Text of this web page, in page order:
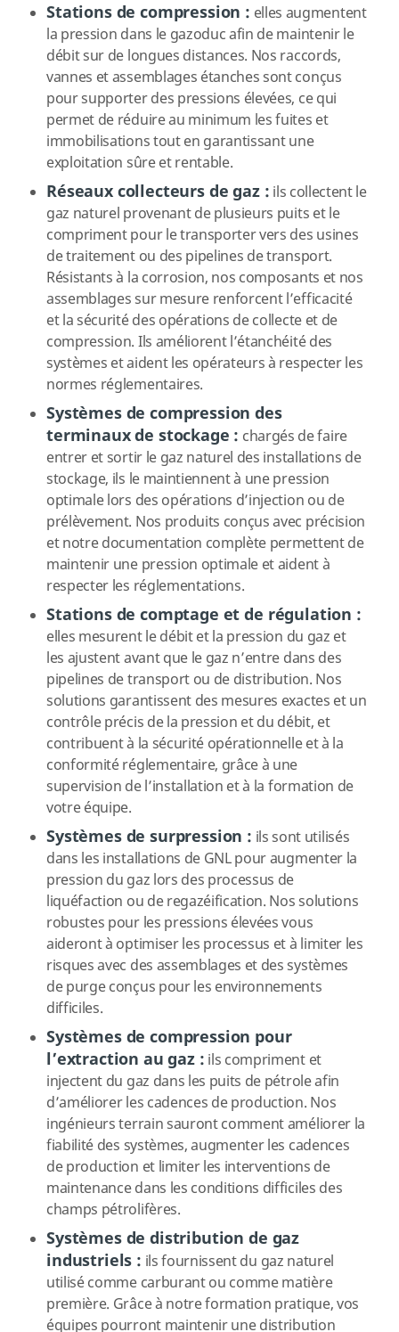
Stations de compression : elles augmentent
la pression dans le gazoduc afin de maintenir le
débit sur de longues distances. Nos raccords,
vannes et assemblages étanches sont conçus
pour supporter des pressions élevées, ce qui
permet de réduire au minimum les fuites et
immobilisations tout en garantissant une
exploitation sûre et rentable.
Réseaux collecteurs de gaz : ils collectent le
gaz naturel provenant de plusieurs puits et le
compriment pour le transporter vers des usines
de traitement ou des pipelines de transport.
Résistants à la corrosion, nos composants et nos
assemblages sur mesure renforcent l’efficacité
et la sécurité des opérations de collecte et de
compression. Ils améliorent l’étanchéité des
systèmes et aident les opérateurs à respecter les
normes réglementaires.
Systèmes de compression des
terminaux de stockage : chargés de faire
entrer et sortir le gaz naturel des installations de
stockage, ils le maintiennent à une pression
optimale lors des opérations d’injection ou de
prélèvement. Nos produits conçus avec précision
et notre documentation complète permettent de
maintenir une pression optimale et aident à
respecter les réglementations.
Stations de comptage et de régulation :
elles mesurent le débit et la pression du gaz et
les ajustent avant que le gaz n’entre dans des
pipelines de transport ou de distribution. Nos
solutions garantissent des mesures exactes et un
contrôle précis de la pression et du débit, et
contribuent à la sécurité opérationnelle et à la
conformité réglementaire, grâce à une
supervision de l’installation et à la formation de
votre équipe.
Systèmes de surpression : ils sont utilisés
dans les installations de GNL pour augmenter la
pression du gaz lors des processus de
liquéfaction ou de regazéification. Nos solutions
robustes pour les pressions élevées vous
aideront à optimiser les processus et à limiter les
risques avec des assemblages et des systèmes
de purge conçus pour les environnements
difficiles.
Systèmes de compression pour
l’extraction au gaz : ils compriment et
injectent du gaz dans les puits de pétrole afin
d’améliorer les cadences de production. Nos
ingénieurs terrain sauront comment améliorer la
fiabilité des systèmes, augmenter les cadences
de production et limiter les interventions de
maintenance dans les conditions difficiles des
champs pétrolifères.
Systèmes de distribution de gaz
industriels : ils fournissent du gaz naturel
utilisé comme carburant ou comme matière
première. Grâce à notre formation pratique, vos
équipes pourront maintenir une distribution